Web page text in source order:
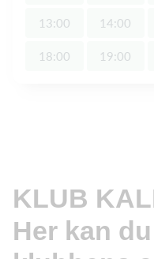
13:00 14:00
18:00 19:00
KLUB
Her kan